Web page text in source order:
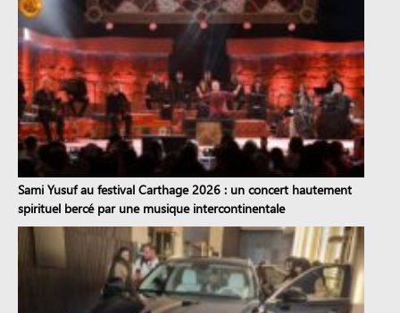
Sami Yusuf au festival Carthage 2026 : un concert hautement
spirituel bercé par une musique intercontinentale